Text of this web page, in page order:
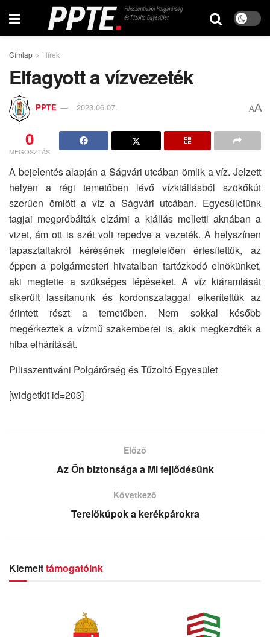
Címlap Hírek
Elfagyott a vízvezeték
PPTE 2023.06.07. AA
0
MEGOSZTÁS
A bejelentés alapján a Ságvári utcában ömlik a víz. Jelzett
helyen a régi temetőben lévő vízkiállásból szökőkút
szerűen ömlött a víz a Ságvári utcában. Egyesületünk
tagjai megpróbálták elzárni a kiállás melletti aknában a
vizet, ám ott is szét volt repedve a vezeték. A helyszínen
tapasztaltakról kérésének megfelelően értesítettük, az
éppen a polgármesteri hivatalban tartózkodó elnökünket,
aki megtette a szükséges lépéseket. A víz kiáramlását
sikerült lassítanunk és kordonszalaggal elkerítettük az
érintett részt a temetőben. Nem sokkal később
megérkeztek a vízmű szakemberei is, akik megkezdték a
hiba elhárítását.
Pilisszentiváni Polgárőrség és Tűzoltó Egyesület
[widgetkit id=203]
Előző
Az Ön biztonsága a Mi fejlődésünk
Következő
Terelőkúpok a kerékpárokra
Kiemelttámogatóink